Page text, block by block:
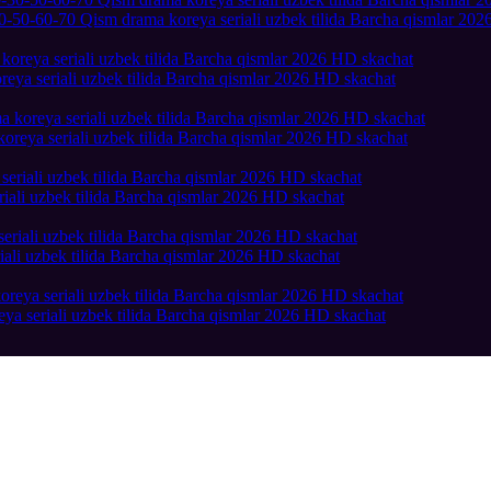
60-70 Qism drama koreya seriali uzbek tilida Barcha qismlar
seriali uzbek tilida Barcha qismlar 2026 HD skachat
seriali uzbek tilida Barcha qismlar 2026 HD skachat
uzbek tilida Barcha qismlar 2026 HD skachat
uzbek tilida Barcha qismlar 2026 HD skachat
seriali uzbek tilida Barcha qismlar 2026 HD skachat